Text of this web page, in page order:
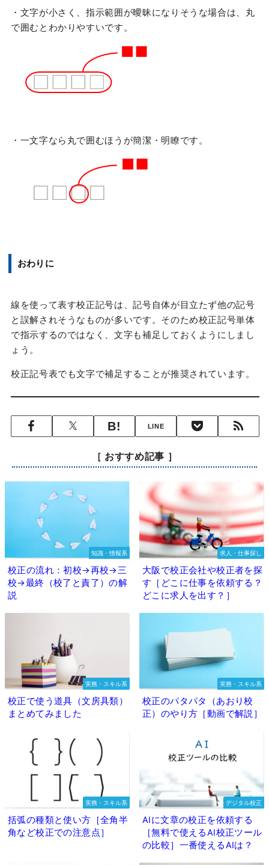
・文字が小さく、指示範囲が曖昧になりそうな場合は、丸
で囲むとわかりやすいです。
・一文字なら丸で囲むほうが簡潔・明瞭です。
おわりに
線を使って表す校正記号は、記号自体が目立たず他の記号
と誤解されそうなものが多いです。そのため校正記号単体
で指示するのではなく、文字も補足しておくようにしまし
ょう。
校正記号表でも文字で補足することが推奨されています。
LINE
［ おすすめ記事 ］
知識・情報系
校正の流れ：初校→再校→三
校→最終（校了と責了）の解
説
求人・仕事探し
大阪で校正会社や校正者を探
す［どこに仕事を依頼する？
どこに求人を出す？］
実務・スキル系
校正で使う道具（文房具類）
まとめてみました
実務・スキル系
校正のパタパタ（あおり校
正）のやり方［動画で解説］
実務・スキル系
括弧の種類と使い方［全角半
角など校正での注意点］
デジタル校正
AIに文章の校正を依頼する
［無料で使えるAI校正ツール
の比較］一番使えるAIは？